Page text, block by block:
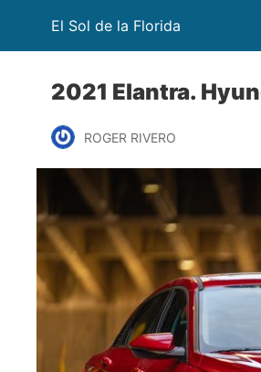
El Sol de la Florida
2021 Elantra.
ROGER RIVERO